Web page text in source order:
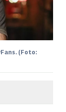
(Foto: